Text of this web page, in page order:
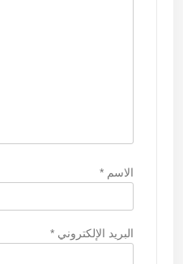
الاسم *
البريد الإلكتروني *